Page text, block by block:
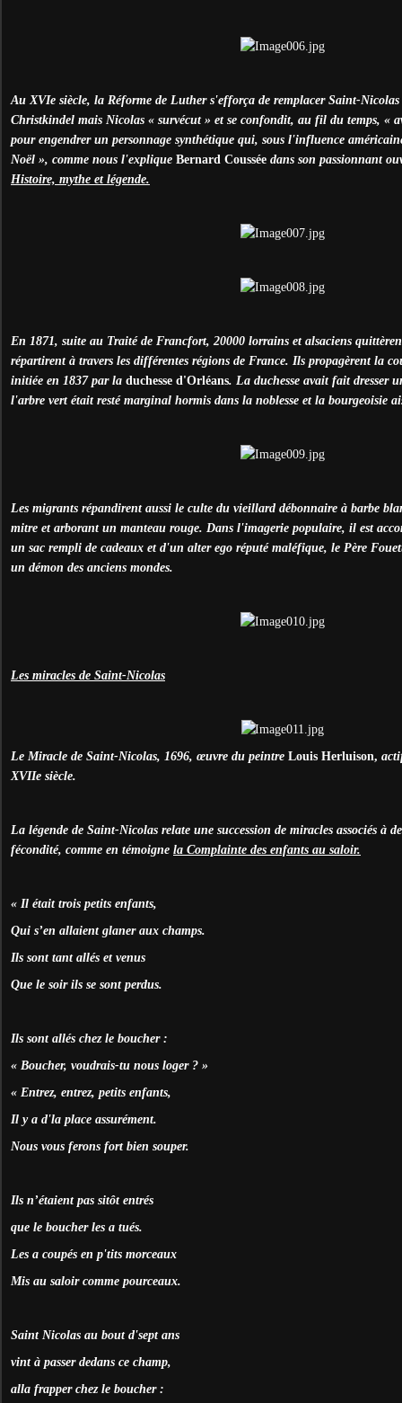
Au XVIe siècle, la Réforme de Luther s'efforça de remplacer Saint-
Christkindel mais Nicolas « survécut » et se confondit, au fil du temps, «
pour engendrer un personnage synthétique qui, sous l'influence
Noël », comme nous l'explique Bernard Coussée dans son passionnant
Histoire, mythe et légende.
En 1871, suite au Traité de Francfort, 20000 lorrains et alsaciens
répartirent à travers les différentes régions de France. Ils propagèrent la
initiée en 1837 par la duchesse d'Orléans. La duchesse avait fait dresser
l'arbre vert était resté marginal hormis dans la noblesse et la bourgeoisie
Les migrants répandirent aussi le culte du vieillard débonnaire à barbe
mitre et arborant un manteau rouge. Dans l'imagerie populaire, il est
un sac rempli de cadeaux et d'un alter ego réputé maléfique, le Père
un démon des anciens mondes.
Les miracles de Saint-Nicolas
Le Miracle de Saint-Nicolas, 1696, œuvre du peintre Louis Herluison,
XVIIe siècle.
La légende de Saint-Nicolas relate une succession de miracles associés à
fécondité, comme en témoigne la Complainte des enfants au saloir.
« Il était trois petits enfants,
Qui s’en allaient glaner aux champs.
Ils sont tant allés et venus
Que le soir ils se sont perdus.
Ils sont allés chez le boucher :
« Boucher, voudrais-tu nous loger ? »
« Entrez, entrez, petits enfants,
Il y a d'la place assurément.
Nous vous ferons fort bien souper.
Ils n’étaient pas sitôt entrés
que le boucher les a tués.
Les a coupés en p'tits morceaux
Mis au saloir comme pourceaux.
Saint Nicolas au bout d'sept ans
vint à passer dedans ce champ,
alla frapper chez le boucher :